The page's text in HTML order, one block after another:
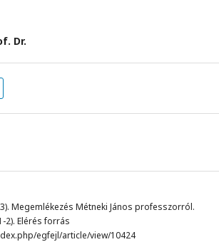
Dr.
Megemlékezés Métneki János professzorról.
2). Elérés forrás
egfejl/article/view/10424